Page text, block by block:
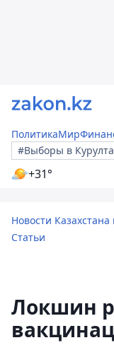
ПолитикаМир
#Выборы в
+31°
Новости
Статьи
Локшин